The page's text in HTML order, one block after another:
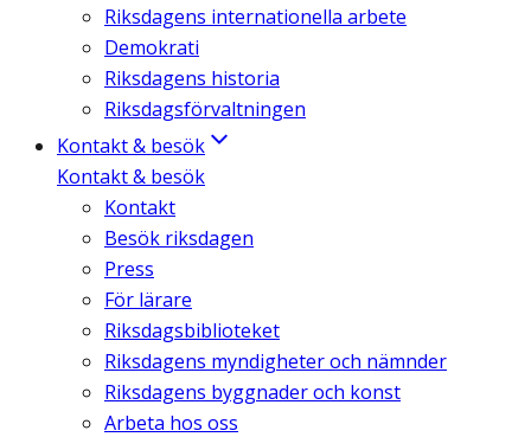
Riksdagens internationella arbete
Demokrati
Riksdagens historia
Riksdagsförvaltningen
Kontakt & besök
Kontakt & besök
Kontakt
Besök riksdagen
Press
För lärare
Riksdagsbiblioteket
Riksdagens myndigheter och nämnder
Riksdagens byggnader och konst
Arbeta hos oss